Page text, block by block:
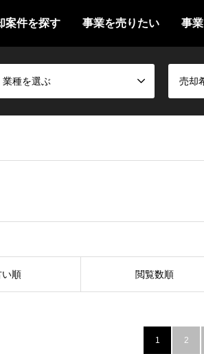
案件を探す 事業を売りたい 事
業種を選ぶ 売却
い順 閲覧数順
1 2